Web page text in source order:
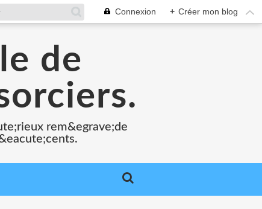
Connexion + Créer mon blog
de
rem&egrave;de